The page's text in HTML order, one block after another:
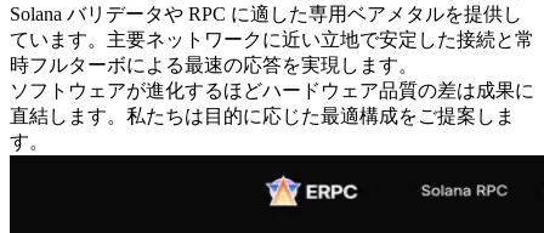
Solana バリデータや RPC に適した専用ベアメタルを提供し
ています。主要ネットワークに近い立地で安定した接続と常
時フルターボによる最速の応答を実現します。
ソフトウェアが進化するほどハードウェア品質の差は成果に
直結します。私たちは目的に応じた最適構成をご提案しま
す。